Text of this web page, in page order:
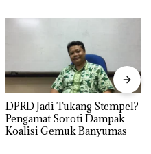
DPRD Jadi Tukang Stempel?
Pengamat Soroti Dampak
Koalisi Gemuk Banyumas